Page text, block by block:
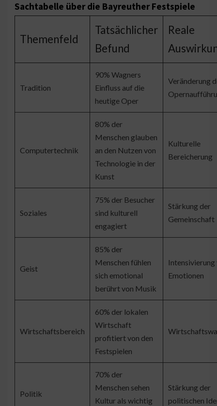
Sachtabelle über die Bayreuther Festspiele
Themenfeld
Tatsächlicher
Befund
Reale
Tradition
90% Wagners
Einfluss auf die
heutige Oper
Veränderung
Computertechnik
80% der
Menschen glauben
an den Nutzen von
Technologie in der
Kunst
Kulturelle
Bereicherung
Soziales
75% der Besucher
sind kulturell
engagiert
Stärkung der
Gemeinschaft
Geist
85% der
Menschen fühlen
sich emotional
berührt von Musik
Intensivierung
Emotionen
Wirtschaftsbereich
60% der lokalen
Wirtschaft
profitiert von den
Festspielen
Politik
70% der
Menschen sehen
Kultur als wichtig
Stärkung der
politischen